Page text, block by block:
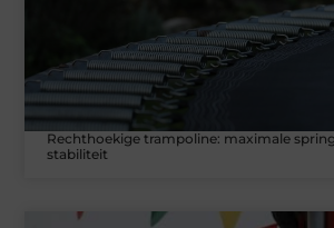
Rechthoekige trampoline: maximale
stabiliteit